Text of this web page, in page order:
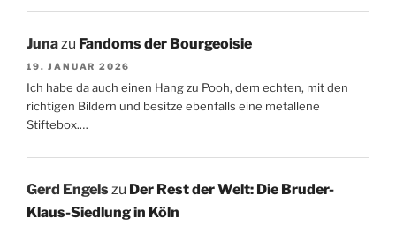
Junazu Fandoms der Bourgeoisie
19. JANUAR 2026
Ich habe da auch einen Hang zu Pooh, dem echten, mit den
richtigen Bildern und besitze ebenfalls eine metallene
Stiftebox.…
Gerd Engels zu Der Rest der Welt: Die Bruder-
Klaus-Siedlung in Köln